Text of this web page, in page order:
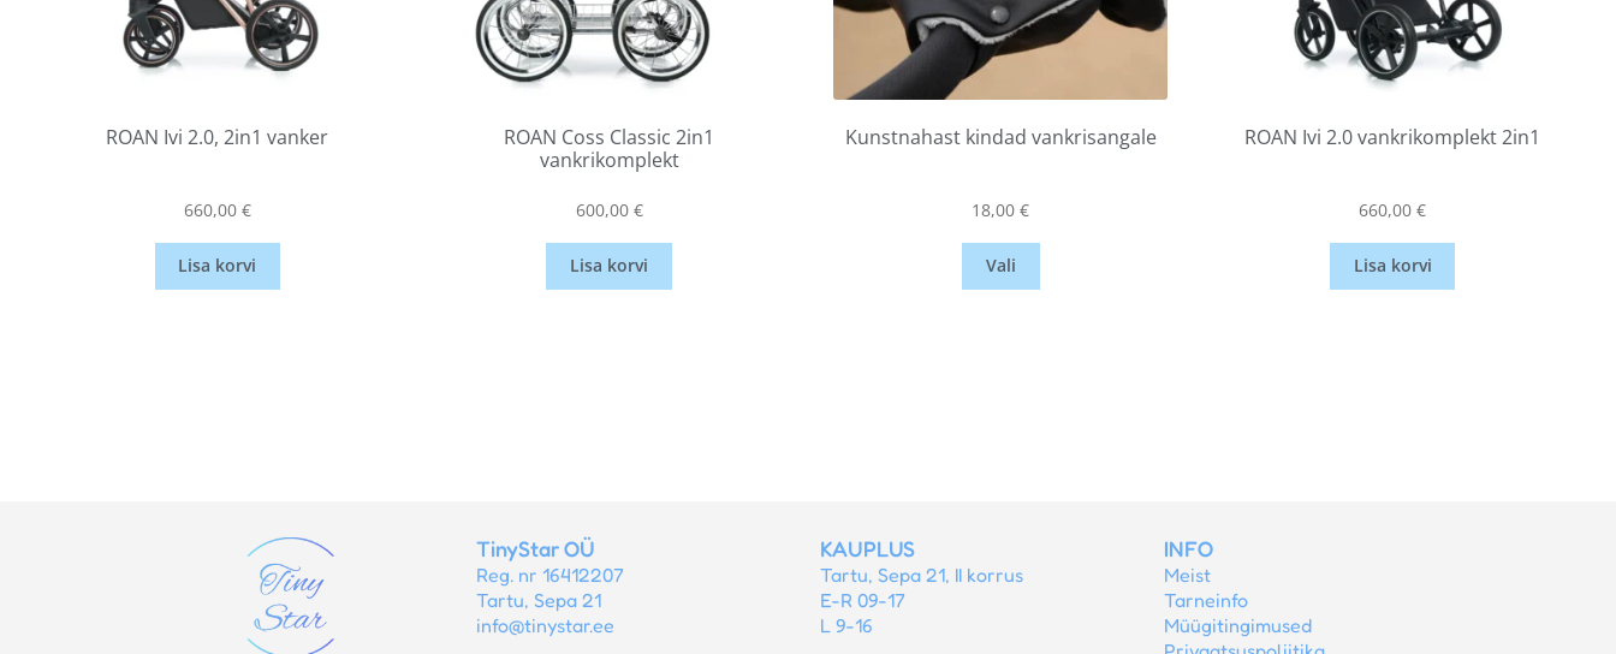
ROAN Ivi 2.0, 2in1 vanker
660,00 €
Lisa korvi
ROAN Coss Classic 2in1
vankrikomplekt
600,00 €
Lisa korvi
Kunstnahast kindad vankrisangale
18,00€
Vali
ROAN Ivi 2.0 vankrikomplekt 2in1
660,00€
Lisa korvi
TinyStar OÜ
Reg. nr 16412207
Tartu, Sepa 21
info@tinystar.ee
KAUPLUS
Tartu, Sepa 21, II korrus
E-R 09-17
L 9-16
INFO
Meist
Tarneinfo
Müügitingimused